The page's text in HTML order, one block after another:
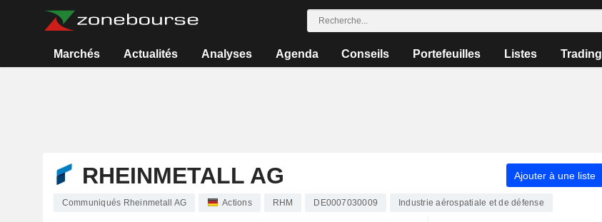
Marchés Actualités Analyses Agenda Conseils Portefeuilles Listes Trading
RHEINMETALL AG Ajouter à une liste
Communiqués Rheinmetall AG Actions RHM DE0007030009 Industrie aérospatiale et de défense